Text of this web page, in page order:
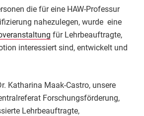
die für eine HAW-Professur
nahezulegen, wurde eine
für Lehrbeauftragte,
interessiert sind, entwickelt und
Katharina Maak-Castro, unsere
Forschungsförderung,
Lehrbeauftragte,